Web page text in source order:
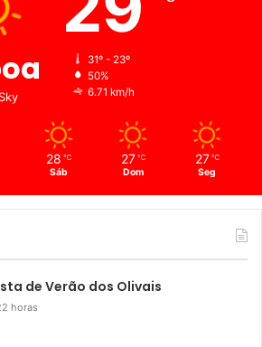
31º - 23º
50%
6.71 km/h
28 ℃
Sáb
27 ℃
Dom
27 ℃
Seg
de Verão dos Olivais
horas